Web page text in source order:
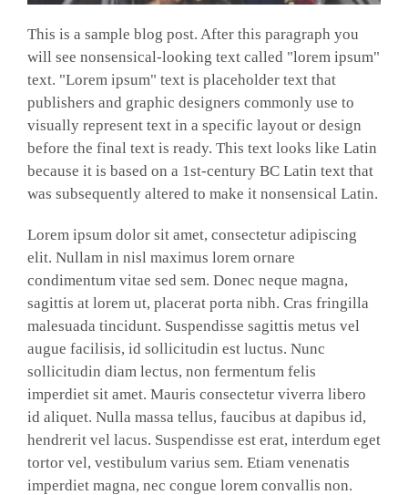
This is a sample blog post. After this paragraph you
will see nonsensical-looking text called "lorem ipsum"
text. "Lorem ipsum" text is placeholder text that
publishers and graphic designers commonly use to
visually represent text in a specific layout or design
before the final text is ready. This text looks like Latin
because it is based on a 1st-century BC Latin text that
was subsequently altered to make it nonsensical Latin.
Lorem ipsum dolor sit amet, consectetur adipiscing
elit. Nullam in nisl maximus lorem ornare
condimentum vitae sed sem. Donec neque magna,
sagittis at lorem ut, placerat porta nibh. Cras fringilla
malesuada tincidunt. Suspendisse sagittis metus vel
augue facilisis, id sollicitudin est luctus. Nunc
sollicitudin diam lectus, non fermentum felis
imperdiet sit amet. Mauris consectetur viverra libero
id aliquet. Nulla massa tellus, faucibus at dapibus id,
hendrerit vel lacus. Suspendisse est erat, interdum eget
tortor vel, vestibulum varius sem. Etiam venenatis
imperdiet magna, nec congue lorem convallis non.